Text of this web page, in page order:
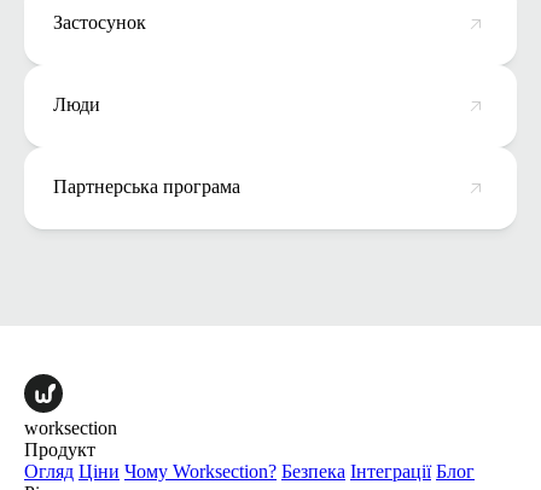
Застосунок
Люди
Партнерська програма
worksection
Продукт
Огляд Ціни Чому Worksection? Безпека Інтеграції Блог